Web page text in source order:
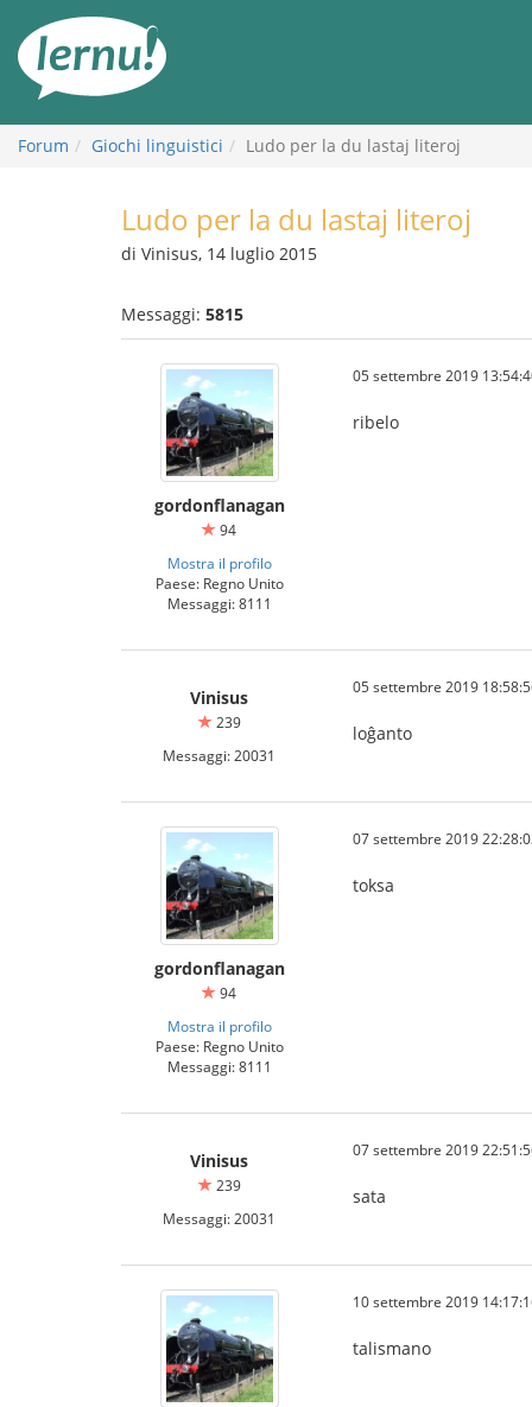
all’indice
Forum Giochi linguistici Ludo per la du lastaj literoj
Ludo per la du lastaj literoj
di Vinisus, 14 luglio 2015
Messaggi: 5815
gordonflanagan
94
Mostra il profilo
Paese: Regno Unito
Messaggi: 8111
05 settembre 2019
ribelo
Vinisus
239
Messaggi: 20031
05 settembre 2019
loĝanto
gordonflanagan
94
Mostra il profilo
Paese: Regno Unito
Messaggi: 8111
07 settembre 2019
toksa
Vinisus
239
Messaggi: 20031
07 settembre 2019
sata
10 settembre 2019
talismano